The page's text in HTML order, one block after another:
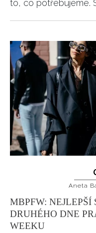
to, co potřebujeme.
Aneta
MBPFW: NEJLEPŠÍ
DRUHÉHO DNE
WEEKU